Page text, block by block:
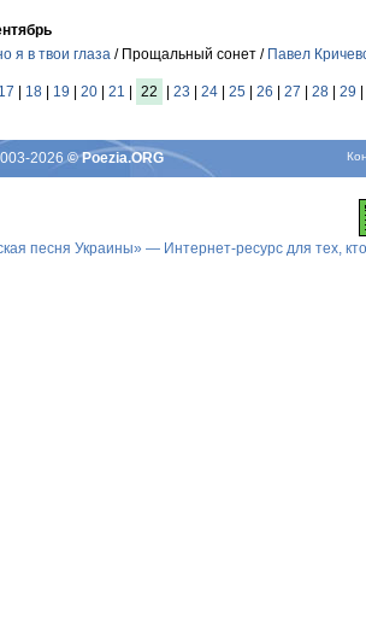
я в твои глаза / Прощальный сонет / Павел
17 | 18 | 19 | 20 | 21 | 22 | 23 | 24 | 25 | 26 | 27 | 28 | 29 |
2026© Poezia.ORG
песня Украины» — Интернет-ресурс для тех,